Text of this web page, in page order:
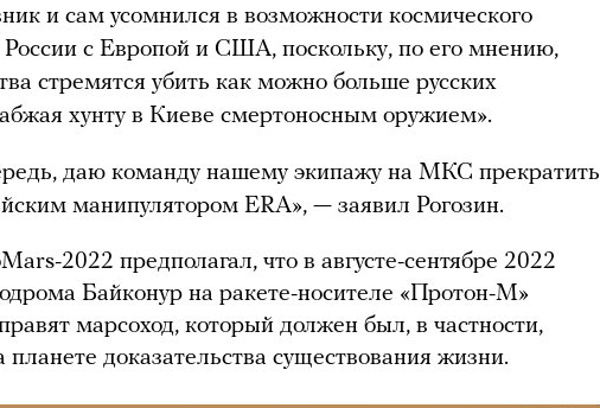
и сам усомнился в возможности космического
России с Европой и США, поскольку, по его мнению,
стремятся убить как можно больше русских
хунту в Киеве смертоносным оружием».
даю команду нашему экипажу на МКС прекратить
манипулятором ERA», — заявил Рогозин.
2022 предполагал, что в августе-сентябре 2022
Байконур на ракете-носителе «Протон-М»
марсоход, который должен был, в частности,
планете доказательства существования жизни.